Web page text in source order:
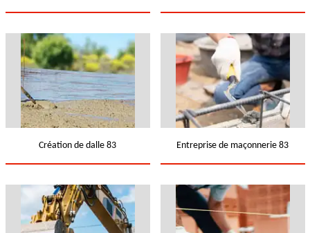
Création de dalle 83 Entreprise de maçonnerie 83